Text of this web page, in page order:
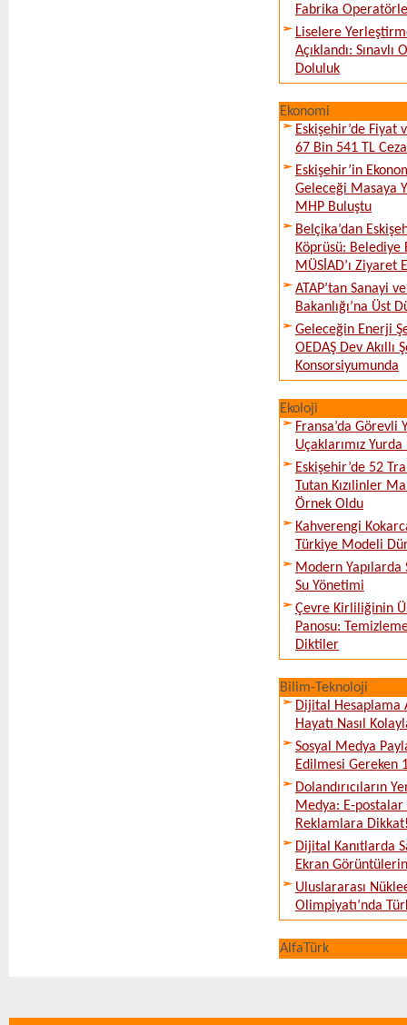
Fabrika
Liselere
Açıklandı:
Doluluk
Ekonomi
Eskişehir’de Fiyat
67 Bin 541 TL
Eskişehir’in
Geleceği Masaya
MHP Buluştu
Belçika’dan
Köprüsü: Belediye
MÜSİAD’ı Ziyaret
ATAP’tan Sanayi
Bakanlığı’na Üst
Geleceğin Enerji
OEDAŞ Dev Akıllı
Konsorsiyumunda
Ekoloji
Fransa’da Görevli
Uçaklarımız
Eskişehir’de 52
Tutan Kızılinler
Örnek Oldu
Kahverengi
Türkiye Modeli
Modern Yapılarda
Su Yönetimi
Çevre Kirliliğinin
Panosu:
Diktiler
Bilim-Teknoloji
Dijital Hesaplama
Hayatı Nasıl
Sosyal Medya
Edilmesi Gereken
Dolandırıcıların
Medya: E-postalar
Reklamlara
Dijital Kanıtlarda
Ekran
Uluslararası
Olimpiyatı’nda
AlfaTürk